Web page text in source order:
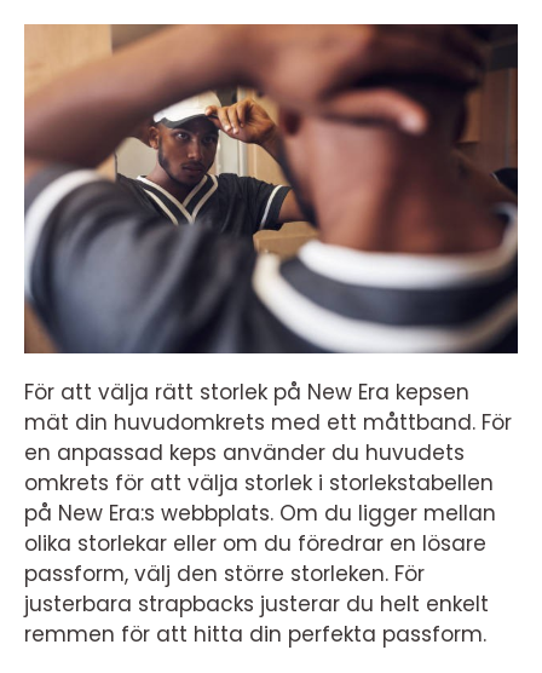
För att välja rätt storlek på New Era kepsen
mät din huvudomkrets med ett måttband. För
en anpassad keps använder du huvudets
omkrets för att välja storlek i storlekstabellen
på New Era:s webbplats. Om du ligger mellan
olika storlekar eller om du föredrar en lösare
passform, välj den större storleken. För
justerbara strapbacks justerar du helt enkelt
remmen för att hitta din perfekta passform.